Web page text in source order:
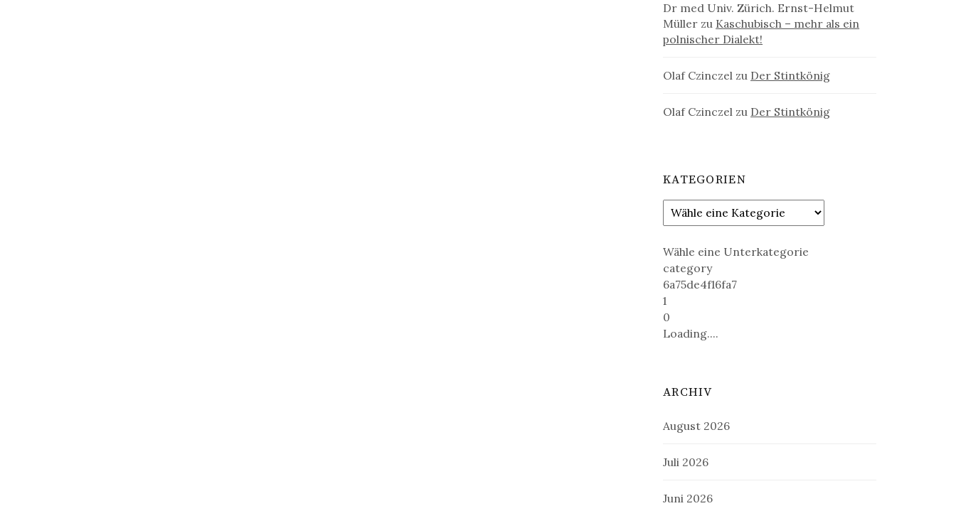
Dr med Univ. Zürich. Ernst-Helmut
Müller zu Kaschubisch – mehr als ein
polnischer Dialekt!
Olaf Czinczel zu Der Stintkönig
Olaf Czinczel zu Der Stintkönig
KATEGORIEN
Wähle eine Unterkategorie
category
6a75de4f16fa7
1
0
Loading....
ARCHIV
August 2026
Juli 2026
Juni 2026